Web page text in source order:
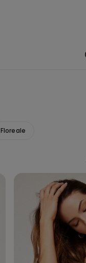
Floreale